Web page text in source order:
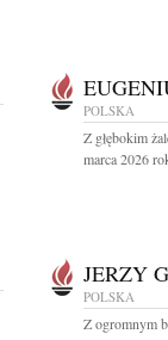
POLSKA
Z głębokim
marca 2026
JERZY
POLSKA
Z ogromnym